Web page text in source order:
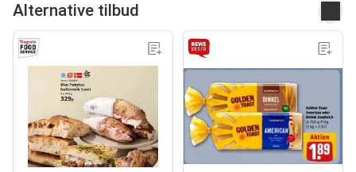
Alternative tilbud